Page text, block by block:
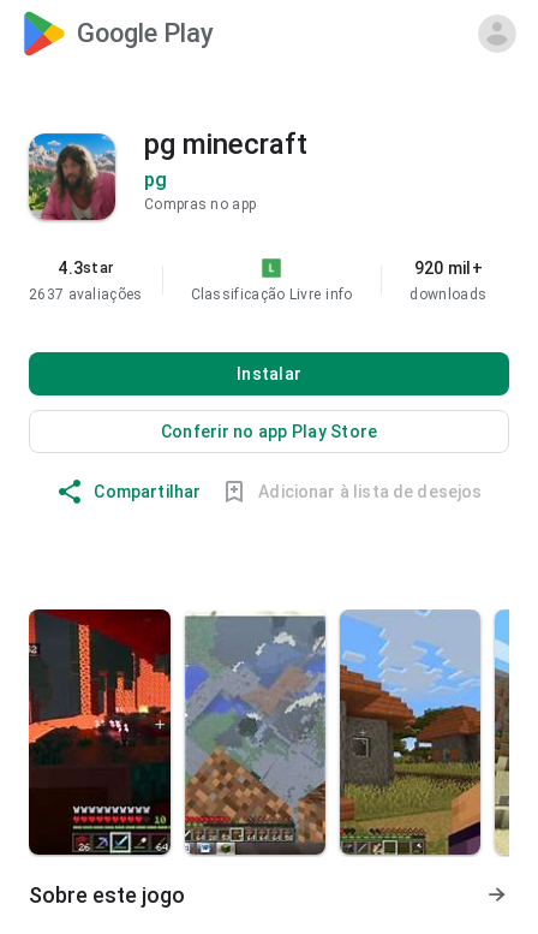
Google Play
pg minecraft
pg
Compras no app
4.3star
2637 avaliações
Classificação Livre info
920 mil+
downloads
Instalar
Conferir no app Play Store
Compartilhar Adicionar à lista de desejos
Sobre este jogo